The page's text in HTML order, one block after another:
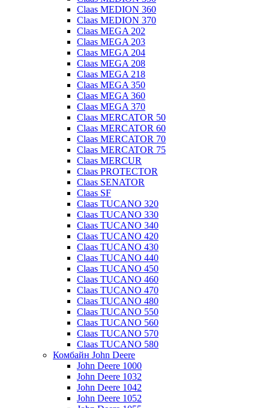
Claas MEDION 360
Claas MEDION 370
Claas MEGA 202
Claas MEGA 203
Claas MEGA 204
Claas MEGA 208
Claas MEGA 218
Claas MEGA 350
Claas MEGA 360
Claas MEGA 370
Claas MERCATOR 50
Claas MERCATOR 60
Claas MERCATOR 70
Claas MERCATOR 75
Claas MERCUR
Claas PROTECTOR
Claas SENATOR
Claas SF
Claas TUCANO 320
Claas TUCANO 330
Claas TUCANO 340
Claas TUCANO 420
Claas TUCANO 430
Claas TUCANO 440
Claas TUCANO 450
Claas TUCANO 460
Claas TUCANO 470
Claas TUCANO 480
Claas TUCANO 550
Claas TUCANO 560
Claas TUCANO 570
Claas TUCANO 580
Комбайн John Deere
John Deere 1000
John Deere 1032
John Deere 1042
John Deere 1052